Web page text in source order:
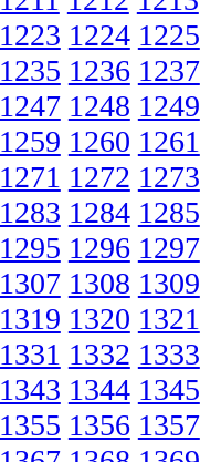
1223 1224 1225
1235 1236 1237
1247 1248 1249
1259 1260 1261
1271 1272 1273
1283 1284 1285
1295 1296 1297
1307 1308 1309
1319 1320 1321
1331 1332 1333
1343 1344 1345
1355 1356 1357